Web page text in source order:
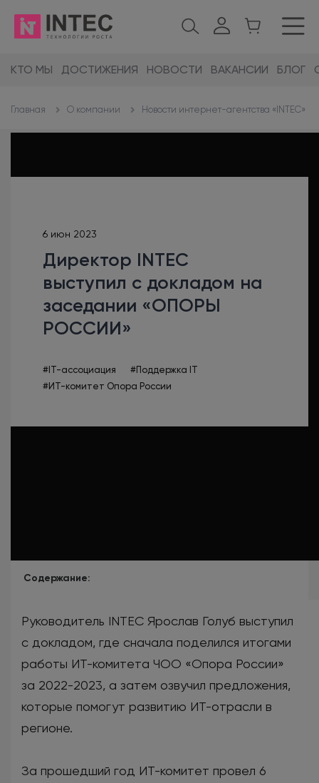
КТО МЫ ДОСТИЖЕНИЯ НОВОСТИ ВАКАНСИИ БЛОГ
Главная О компании Новости интернет-агентства «INTEC»
6 июн 2023
Директор INTEC
выступил с докладом на
заседании «ОПОРЫ
РОССИИ»
#IT-ассоциация
#Поддержка IT
#ИТ-комитет Опора России
Содержание:
Руководитель INTEC Ярослав Голуб выступил
с докладом, где сначала поделился итогами
работы ИТ-комитета ЧОО «Опора России»
за 2022-2023, а затем озвучил предложения,
которые помогут развитию ИТ-отрасли в
регионе.
За прошедший год ИТ-комитет провел 6